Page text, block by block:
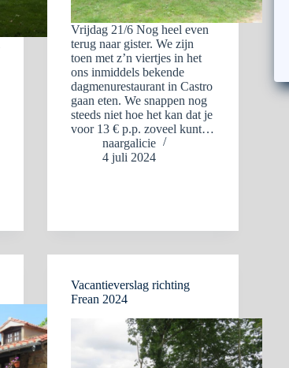
Vrijdag 21/6 Nog heel even
terug naar gister. We zijn
toen met z’n viertjes in het
ons inmiddels bekende
dagmenurestaurant in Castro
gaan eten. We snappen nog
steeds niet hoe het kan dat je
voor 13 € p.p. zoveel kunt…
naargalicie
4 juli 2024
Vacantieverslag richting
Frean 2024